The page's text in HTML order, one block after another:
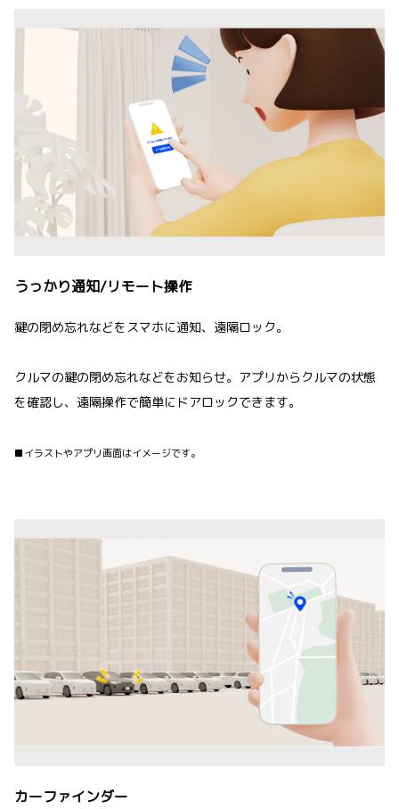
うっかり通知/リモート操作
鍵の閉め忘れなどをスマホに通知、遠隔ロック。
クルマの鍵の閉め忘れなどをお知らせ。アプリからクルマの状態
を確認し、遠隔操作で簡単にドアロックできます。
■イラストやアプリ画面はイメージです。
カーファインダー